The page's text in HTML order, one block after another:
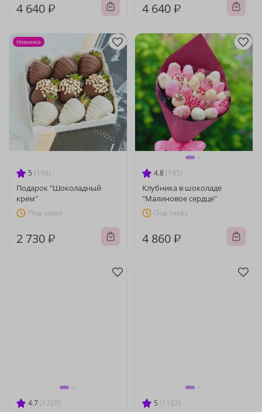
4 640 ₽ 4 640 ₽
5 (194)
Подарок "Шоколадный
крем"
Под заказ
2 730 ₽
Новинка
4.8 (195)
Клубника в шоколаде
"Малиновое сердце"
Под заказ
4 860 ₽
4.7 (1220) 5 (1182)